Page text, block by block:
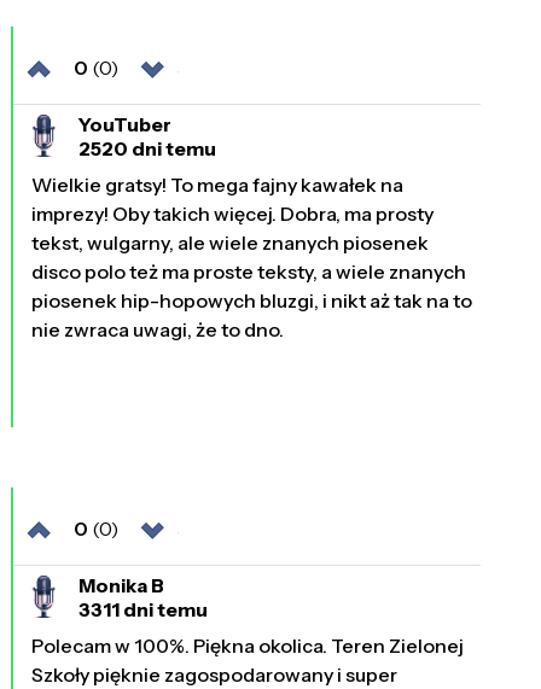
0 (0)
YouTuber
2520 dni temu
Wielkie gratsy! To mega fajny kawałek na
imprezy! Oby takich więcej. Dobra, ma prosty
tekst, wulgarny, ale wiele znanych piosenek
disco polo też ma proste teksty, a wiele znanych
piosenek hip-hopowych bluzgi, i nikt aż tak na to
nie zwraca uwagi, że to dno.
0 (0)
Monika B
3311 dni temu
Polecam w 100%. Piękna okolica. Teren Zielonej
Szkoły pięknie zagospodarowany i super